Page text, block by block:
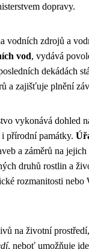
dopravy.
vodních zdrojů a
vod, vydává
dekádách
a zajišťuje plnění
vykonává dohled
přírodní památky.
a záměrů na
druhů rostlin a
rozmanitosti
na životní
, neboť umožňuje